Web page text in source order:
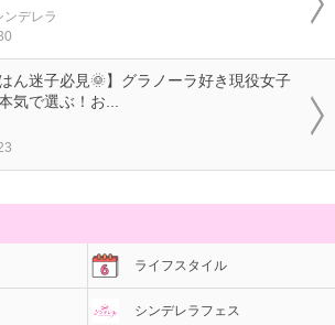
ンデレラ
はん迷子必見🌞】グラノーラ好き現役女子
気で選ぶ！お...
ライフスタイル
シンデレラフェス